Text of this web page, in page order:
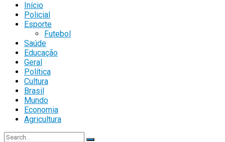
Início
Policial
Esporte
Futebol
Saúde
Educação
Geral
Política
Cultura
Brasil
Mundo
Economia
Agricultura